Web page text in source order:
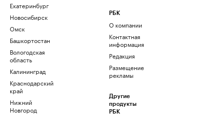
Екатеринбург
Новосибирск
Омск
Башкортостан
Вологодская
область
Калининград
Краснодарский
край
Нижний
Новгород
РБК
О компании
Контактная
информация
Редакция
Размещение
рекламы
Другие
продукты
РБК